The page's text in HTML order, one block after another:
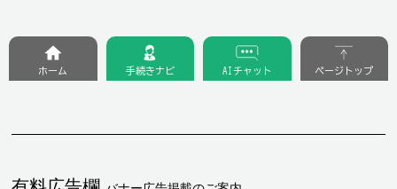
ホーム 手続きナビ AIチャット ページトップ